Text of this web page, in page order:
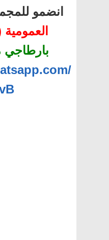
انضمو
العمومية